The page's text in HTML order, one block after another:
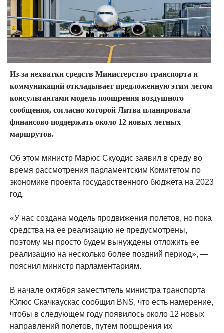
Из-за нехватки средств Министерство транспорта и
коммуникаций откладывает предложенную этим летом
консультантами модель поощрения воздушного
сообщения, согласно которой Литва планировала
финансово поддержать около 12 новых летных
маршрутов.
Об этом министр Марюс Скуодис заявил в среду во
время рассмотрения парламентским Комитетом по
экономике проекта государственного бюджета на 2023
год.
«У нас создана модель продвижения полетов, но пока
средства на ее реализацию не предусмотрены,
поэтому мы просто будем вынуждены отложить ее
реализацию на несколько более поздний период», —
пояснил министр парламентариям.
В начале октября заместитель министра транспорта
Юлюс Скачкаускас сообщил BNS, что есть намерение,
чтобы в следующем году появилось около 12 новых
направлений полетов, путем поощрения их